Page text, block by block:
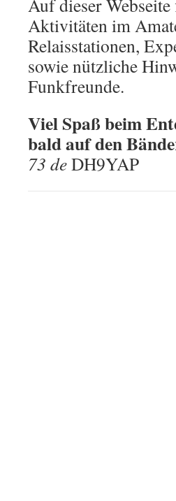
Auf dieser
Aktivitäten im
Relaisstationen,
sowie nützliche
Funkfreunde.
Viel Spaß beim
bald auf den
73 deDH9YAP